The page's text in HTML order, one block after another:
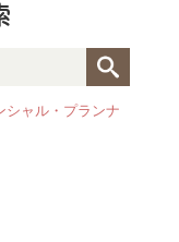
シャル・プランナ